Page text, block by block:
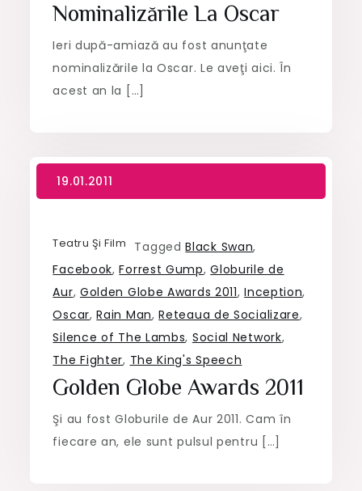
Nominalizările La Oscar
Ieri după-amiază au fost anunţate
nominalizările la Oscar. Le aveţi aici. În
acest an la […]
Teatru Şi Film TaggedBlack Swan,
Facebook,Forrest Gump,Globurile de
Aur, Golden Globe Awards 2011,Inception,
Oscar,Rain Man,Reteaua de Socializare,
Silence of The Lambs, Social Network,
The Fighter, The King's Speech
Golden Globe Awards 2011
Şi au fost Globurile de Aur 2011. Cam în
fiecare an, ele sunt pulsul pentru […]